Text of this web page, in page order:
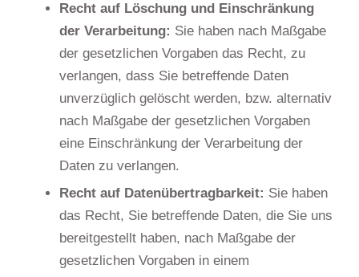
Recht auf Löschung und Einschränkung
der Verarbeitung: Sie haben nach Maßgabe
der gesetzlichen Vorgaben das Recht, zu
verlangen, dass Sie betreffende Daten
unverzüglich gelöscht werden, bzw. alternativ
nach Maßgabe der gesetzlichen Vorgaben
eine Einschränkung der Verarbeitung der
Daten zu verlangen.
Recht auf Datenübertragbarkeit: Sie haben
das Recht, Sie betreffende Daten, die Sie uns
bereitgestellt haben, nach Maßgabe der
gesetzlichen Vorgaben in einem